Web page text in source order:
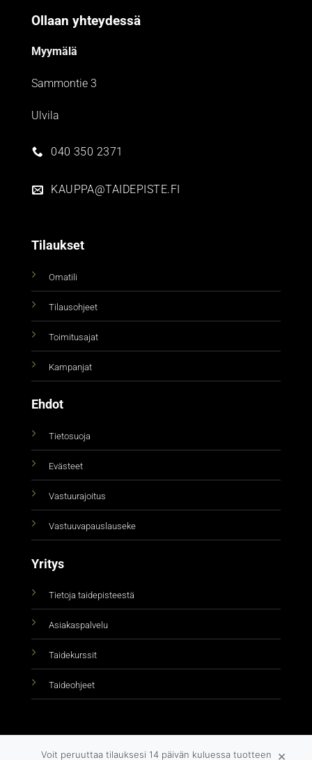
Ollaan yhteydessä
Myymälä
Sammontie 3
Ulvila
040 350 2371
KAUPPA@TAIDEPISTE.FI
Tilaukset
Omatili
Tilausohjeet
Toimitusajat
Kampanjat
Ehdot
Tietosuoja
Evästeet
Vastuurajoitus
Vastuuvapauslauseke
Yritys
Tietoja taidepisteestä
Asiakaspalvelu
Taidekurssit
Taideohjeet
Voit peruuttaa tilauksesi 14 päivän kuluessa tuotteen ×